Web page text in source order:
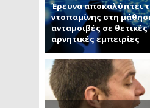
Έρευνα αποκαλύπτει
ντοπαμίνης στη
ανταμοιβές σε θετικές
αρνητικές εμπειρίες